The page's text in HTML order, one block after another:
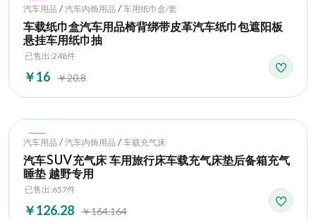
Hot
汽车用品 / 汽车内饰用品 / 车用纸巾盒/套
车载纸巾盒汽车用品椅背绑带皮革汽车纸巾包遮阳板
悬挂车用纸巾抽
已售出:248件
￥16 ￥20.8
Hot
汽车用品 / 汽车内饰用品 / 车载充气床
汽车SUV充气床 车用旅行床车载充气床垫后备箱充气
睡垫 越野专用
已售出:657件
￥126.28 ￥164.164